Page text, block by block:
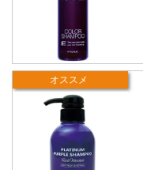
オススメ